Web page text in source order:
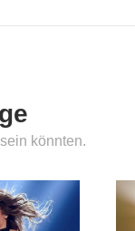
könnten.